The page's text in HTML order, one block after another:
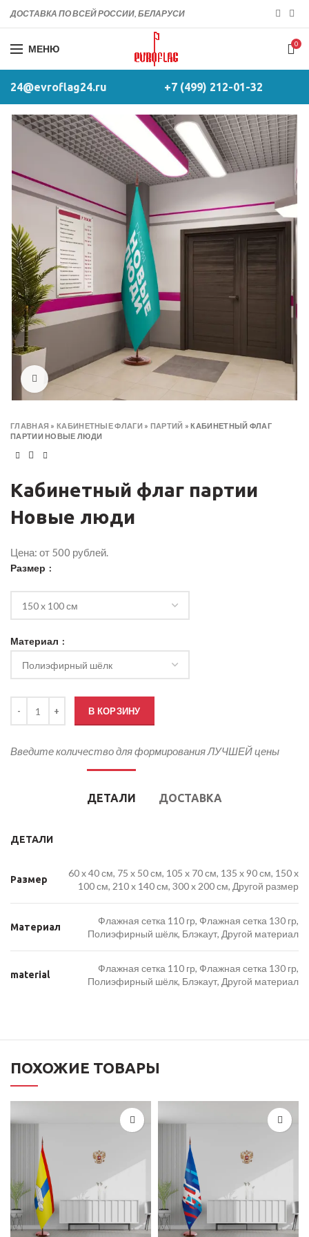
ДОСТАВКА ПО ВСЕЙ РОССИИ, БЕЛАРУСИ
МЕНЮ 0
24@evroflag24.ru +7 (499) 212-01-32
Click to enlarge
ГЛАВНАЯ »КАБИНЕТНЫЕ ФЛАГИ » ПАРТИЙ »КАБИНЕТНЫЙ ФЛАГ
ПАРТИИ НОВЫЕ ЛЮДИ
Кабинетный флаг партии
Новые люди
Цена: от 500 рублей.
Размер
Материал
В КОРЗИНУ
Введите количество для формирования ЛУЧШЕЙ цены
ДЕТАЛИ ДОСТАВКА
ДЕТАЛИ
Размер
60 x 40 см, 75 x 50 см, 105 x 70 см, 135 x 90 см, 150 x
100 см, 210 x 140 см, 300 x 200 см, Другой размер
Материал
Флажная сетка 110 гр, Флажная сетка 130 гр,
Полиэфирный шёлк, Блэкаут, Другой материал
material
Флажная сетка 110 гр, Флажная сетка 130 гр,
Полиэфирный шёлк, Блэкаут, Другой материал
ПОХОЖИЕ ТОВАРЫ